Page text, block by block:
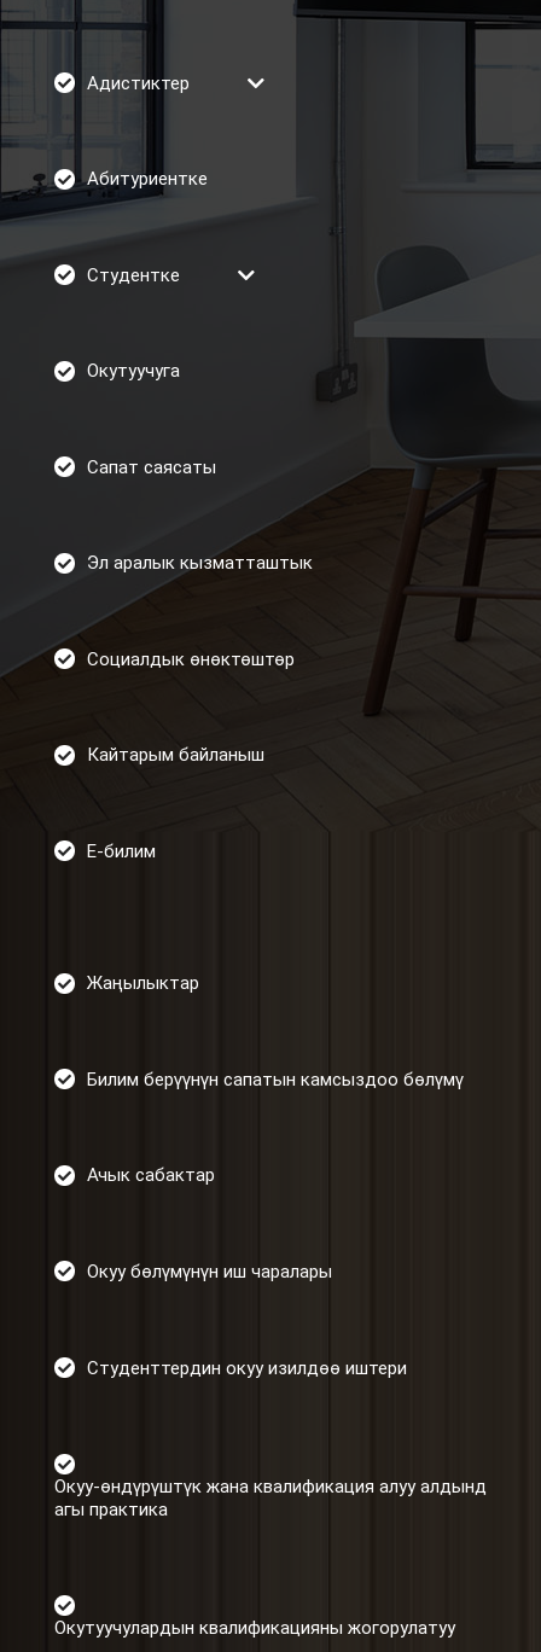
Адистиктер
Абитуриентке
Студентке
Окутуучуга
Сапат саясаты
Эл аралык кызматташтык
Социалдык өнөктөштөр
Кайтарым байланыш
Е-билим
Жаңылыктар
Билим берүүнүн сапатын камсыздоо бөлүмү
Ачык сабактар
Окуу бөлүмүнүн иш чаралары
Студенттердин окуу изилдөө иштери
Окуу-өндүрүштүк жана квалификация алуу алдынд
агы практика
Окутуучулардын квалификацияны жогорулатуу